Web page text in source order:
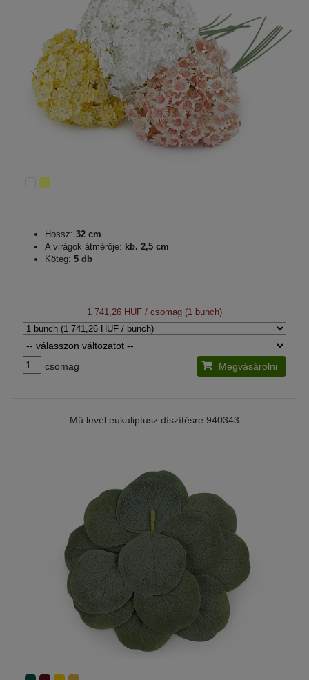
Hossz: 32 cm
A virágok átmérője: kb. 2,5 cm
Köteg: 5 db
1 741,26 HUF / csomag (1 bunch)
csomag Megvásárolni
Mű levél eukaliptusz díszítésre 940343